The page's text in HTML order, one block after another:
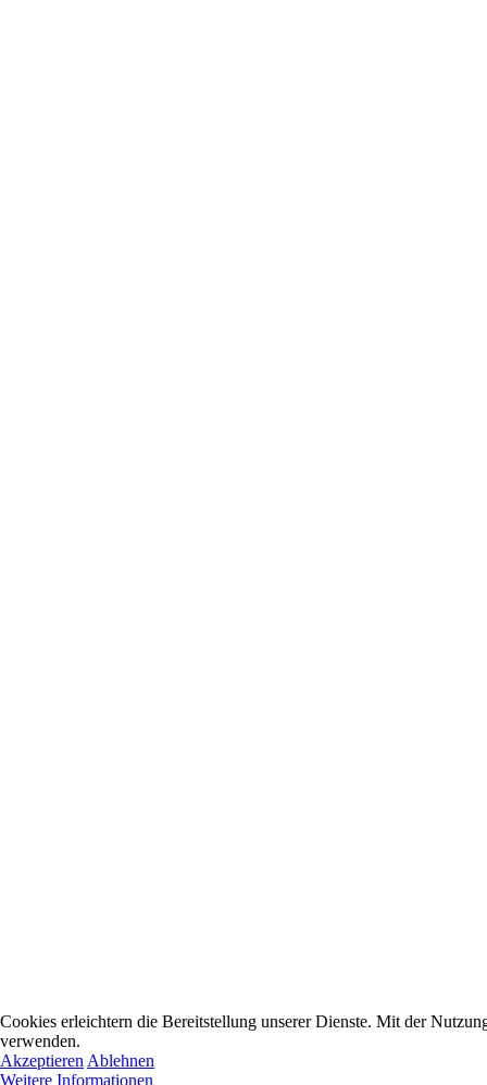
Cookies erleichtern die Bereitstellung unserer Dienste. Mit der
verwenden.
Akzeptieren Ablehnen
Weitere Informationen